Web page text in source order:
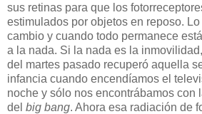
sus retinas para que los
estimulados por objetos en reposo.
cambio y cuando todo permanece
a la nada. Si la nada es la
del martes pasado recuperó aquella
infancia cuando encendíamos el
noche y sólo nos encontrábamos con
del big bang. Ahora esa radiación de